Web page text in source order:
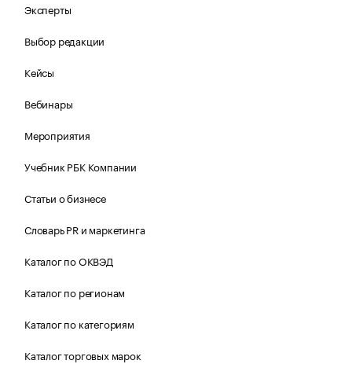
Эксперты
Выбор редакции
Кейсы
Вебинары
Мероприятия
Учебник РБК Компании
Статьи о бизнесе
Словарь PR и маркетинга
Каталог по ОКВЭД
Каталог по регионам
Каталог по категориям
Каталог торговых марок